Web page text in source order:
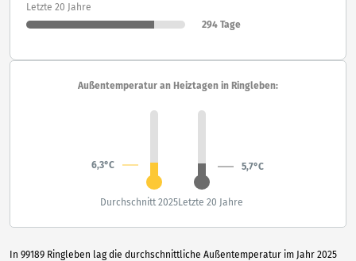
In 99189 Ringleben lag die durchschnittliche Außentemperatur im Jahr 2025
Letzte 20 Jahre
294 Tage
Außentemperatur an Heiztagen in Ringleben:
6,3°C 5,7°C
Durchschnitt 2025Letzte 20 Jahre